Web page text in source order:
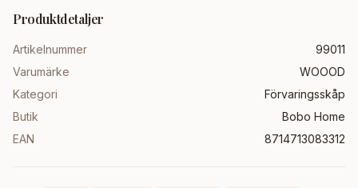
Produktdetaljer
Artikelnummer
99011
Varumärke
WOOOD
Kategori
Förvaringsskåp
Butik
Bobo Home
EAN
8714713083312